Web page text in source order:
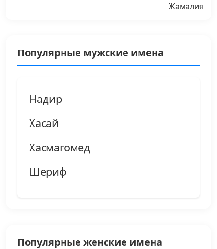
Жамалия
Популярные мужские имена
Надир
Хасай
Хасмагомед
Шериф
Популярные женские имена